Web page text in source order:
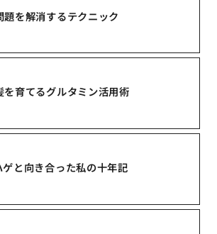
を解消するテクニック
を育てるグルタミン活用術
と向き合った私の十年記